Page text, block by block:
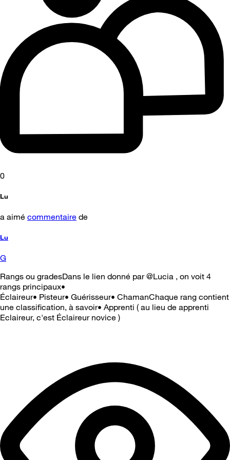
0
Lu
a aimé commentaire de
Lu
G
Rangs ou gradesDans le lien donné par @Lucia , on voit 4
rangs principaux•
Éclaireur• Pisteur• Guérisseur• ChamanChaque rang contient
une classification, à savoir• Apprenti ( au lieu de apprenti
Eclaireur, c'est Éclaireur novice )